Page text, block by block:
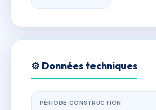
⚙️ Données techniques
PÉRIODE CONSTRUCTION